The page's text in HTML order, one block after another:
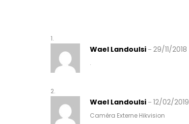
Wael Landoulsi –29/11/2018
.
Wael Landoulsi –12/02/2019
Caméra Externe Hikvision